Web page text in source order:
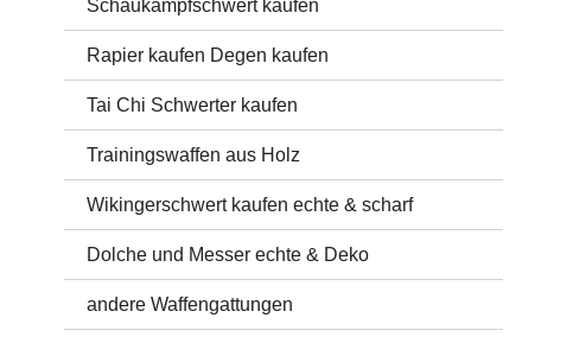
Schaukampfschwert kaufen
Rapier kaufen Degen kaufen
Tai Chi Schwerter kaufen
Trainingswaffen aus Holz
Wikingerschwert kaufen echte & scharf
Dolche und Messer echte & Deko
andere Waffengattungen